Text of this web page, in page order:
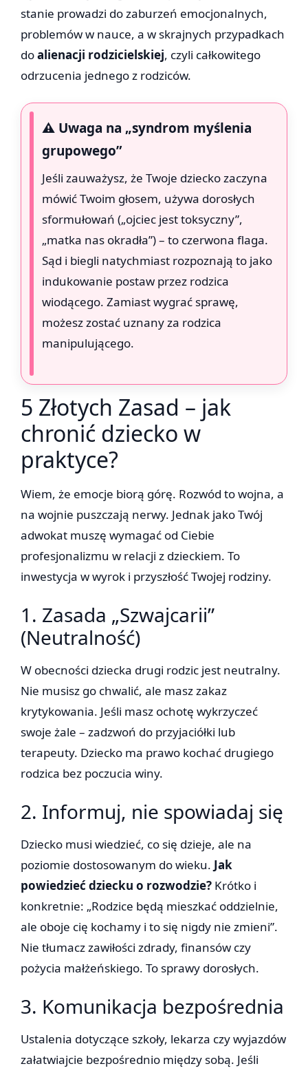
stanie prowadzi do zaburzeń emocjonalnych,
problemów w nauce, a w skrajnych przypadkach
doalienacji rodzicielskiej, czyli całkowitego
odrzucenia jednego z rodziców.
⚠️ Uwaga na „syndrom myślenia
grupowego”
Jeśli zauważysz, że Twoje dziecko zaczyna
mówić Twoim głosem, używa dorosłych
sformułowań („ojciec jest toksyczny”,
„matka nas okradła”) – to czerwona flaga.
Sąd i biegli natychmiast rozpoznają to jako
indukowanie postaw przez rodzica
wiodącego. Zamiast wygrać sprawę,
możesz zostać uznany za rodzica
manipulującego.
5 Złotych Zasad – jak
chronić dziecko w
praktyce?
Wiem, że emocje biorą górę. Rozwód to wojna, a
na wojnie puszczają nerwy. Jednak jako Twój
adwokat muszę wymagać od Ciebie
profesjonalizmu w relacji z dzieckiem. To
inwestycja w wyrok i przyszłość Twojej rodziny.
1. Zasada „Szwajcarii”
(Neutralność)
W obecności dziecka drugi rodzic jest neutralny.
Nie musisz go chwalić, ale masz zakaz
krytykowania. Jeśli masz ochotę wykrzyczeć
swoje żale – zadzwoń do przyjaciółki lub
terapeuty. Dziecko ma prawo kochać drugiego
rodzica bez poczucia winy.
2. Informuj, nie spowiadaj się
Dziecko musi wiedzieć, co się dzieje, ale na
poziomie dostosowanym do wieku. Jak
powiedzieć dziecku o rozwodzie? Krótko i
konkretnie: „Rodzice będą mieszkać oddzielnie,
ale oboje cię kochamy i to się nigdy nie zmieni”.
Nie tłumacz zawiłości zdrady, finansów czy
pożycia małżeńskiego. To sprawy dorosłych.
3. Komunikacja bezpośrednia
Ustalenia dotyczące szkoły, lekarza czy wyjazdów
załatwiajcie bezpośrednio między sobą. Jeśli